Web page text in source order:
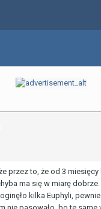
przez to, że od 3
ma się w miarę dobrze.
kilka Euphyli,